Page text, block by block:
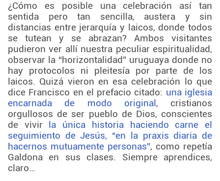
¿Cómo es posible una celebración así tan
sentida pero tan sencilla, austera y sin
distancias entre jerarquía y laicos, donde todos
se tutean y se abrazan? Ambos visitantes
pudieron ver allí nuestra peculiar espiritualidad,
observar la “horizontalidad” uruguaya donde no
hay protocolos ni pleitesía por parte de los
laicos. Quizá vieron en esa celebración lo que
dice Francisco en el prefacio citado: una iglesia
encarnada de modo original , cristianos
orgullosos de ser pueblo de Dios, conscientes
de vivir
la única historia haciendo carne el
seguimiento de Jesús, “en la praxis diaria de
hacernos mutuamente personas”, como repetía
Galdona en sus clases. Siempre aprendices,
claro…